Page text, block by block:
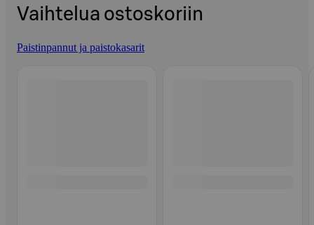
Vaihtelua ostoskoriin
Paistinpannut ja paistokasarit